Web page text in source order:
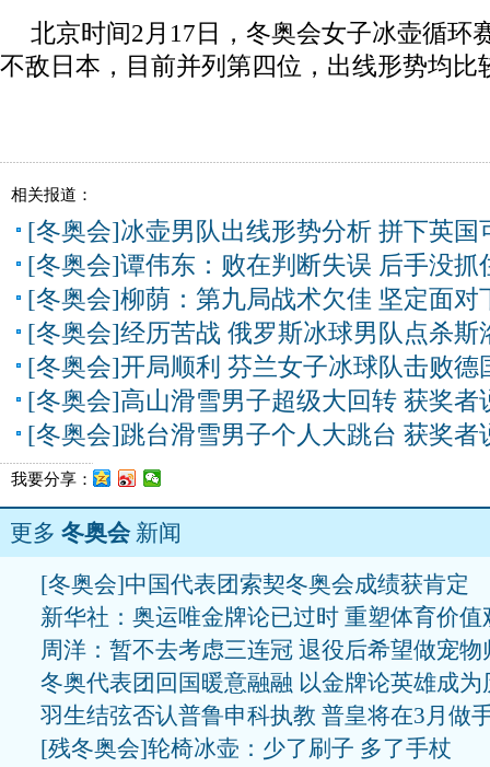
北京时间2月17日，冬奥会女子冰壶循环
不敌日本，目前并列第四位，出线形势均比
相关报道：
[冬奥会]冰壶男队出线形势分析 拼下英国
[冬奥会]谭伟东：败在判断失误 后手没抓
[冬奥会]柳荫：第九局战术欠佳 坚定面对
[冬奥会]经历苦战 俄罗斯冰球男队点杀斯
[冬奥会]开局顺利 芬兰女子冰球队击败德
[冬奥会]高山滑雪男子超级大回转 获奖者
[冬奥会]跳台滑雪男子个人大跳台 获奖者
我要分享：
更多 冬奥会新闻
[冬奥会]中国代表团索契冬奥会成绩获肯定
新华社：奥运唯金牌论已过时 重塑体育价值
周洋：暂不去考虑三连冠 退役后希望做宠物
冬奥代表团回国暖意融融 以金牌论英雄成为
羽生结弦否认普鲁申科执教 普皇将在3月做
[残冬奥会]轮椅冰壶：少了刷子 多了手杖